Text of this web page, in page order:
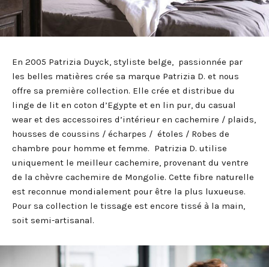
En 2005 Patrizia Duyck, styliste belge, passionnée par
les belles matières crée sa marque Patrizia D. et nous
offre sa première collection. Elle crée et distribue du
linge de lit en coton d’Egypte et en lin pur, du casual
wear et des accessoires d’intérieur en cachemire / plaids,
housses de coussins / écharpes / étoles / Robes de
chambre pour homme et femme. Patrizia D. utilise
uniquement le meilleur cachemire, provenant du ventre
de la chèvre cachemire de Mongolie. Cette fibre naturelle
est reconnue mondialement pour être la plus luxueuse.
Pour sa collection le tissage est encore tissé à la main,
soit semi-artisanal.